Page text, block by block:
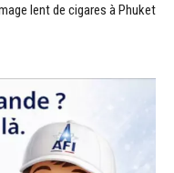
lent de cigares à Phuket